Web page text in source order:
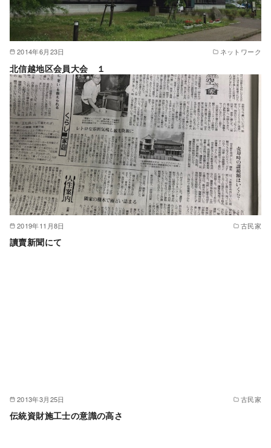
2014年6月23日 ネットワーク
北信越地区会員大会 １
2019年11月8日 古民家
讀賣新聞にて
2013年3月25日 古民家
伝統資財施工士の意識の高さ